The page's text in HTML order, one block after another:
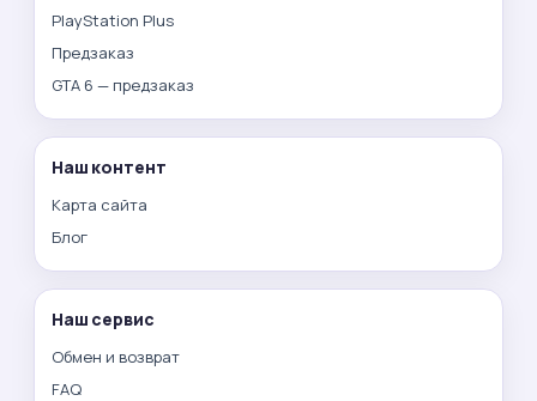
PlayStation Plus
Предзаказ
GTA 6 — предзаказ
Наш контент
Карта сайта
Блог
Наш сервис
Обмен и возврат
FAQ